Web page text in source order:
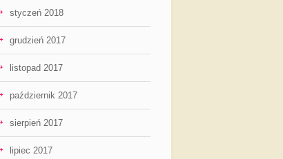
styczeń 2018
grudzień 2017
listopad 2017
październik 2017
sierpień 2017
lipiec 2017